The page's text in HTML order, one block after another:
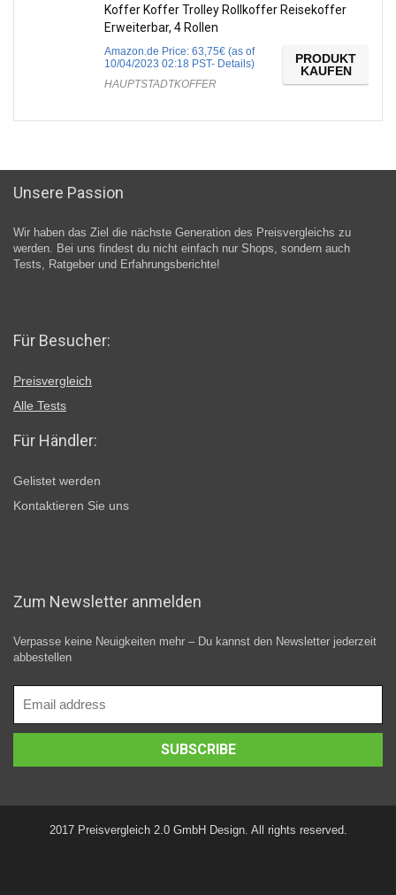
Koffer Koffer Trolley Rollkoffer Reisekoffer
Erweiterbar, 4 Rollen
Amazon.de Price: 63,75€ (as of
10/04/2023 02:18 PST- Details)
HAUPTSTADTKOFFER
PRODUKT
KAUFEN
Unsere Passion
Wir haben das Ziel die nächste Generation des Preisvergleichs zu
werden. Bei uns findest du nicht einfach nur Shops, sondern auch
Tests, Ratgeber und Erfahrungsberichte!
Für Besucher:
Preisvergleich
Alle Tests
Für Händler:
Gelistet werden
Kontaktieren Sie uns
Zum Newsletter anmelden
Verpasse keine Neuigkeiten mehr – Du kannst den Newsletter jederzeit
abbestellen
2017 Preisvergleich 2.0 GmbH Design. All rights reserved.